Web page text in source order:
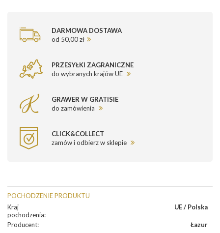
DARMOWA DOSTAWA
od 50,00 zł
PRZESYŁKI ZAGRANICZNE
do wybranych krajów UE
GRAWER W GRATISIE
do zamówienia
CLICK&COLLECT
zamów i odbierz w sklepie
POCHODZENIE PRODUKTU
Kraj
pochodzenia:
UE / Polska
Producent: Łazur